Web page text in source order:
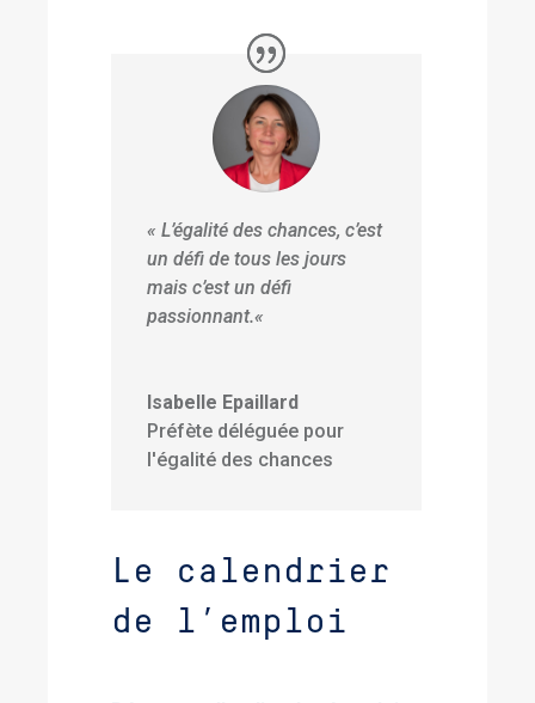
« L’égalité des chances, c’est
un défi de tous les jours
mais c’est un défi
passionnant.«
Isabelle Epaillard
Préfète déléguée pour
l'égalité des chances
Le calendrier
de l’emploi